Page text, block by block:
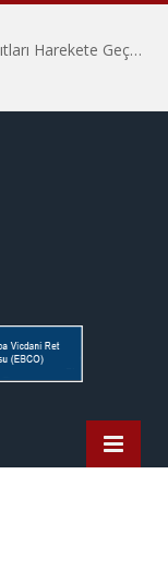
İHD İstanbul Şube Vicdani Ret Komisyonu: Vicdani Retçiler Olarak Destek İçin Buradayız!